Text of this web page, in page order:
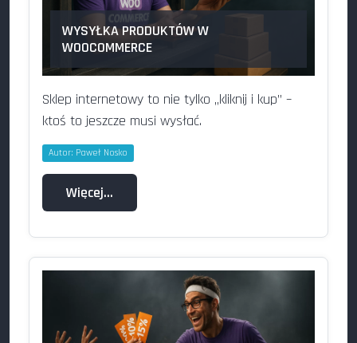
WYSYŁKA PRODUKTÓW W
WOOCOMMERCE
Sklep internetowy to nie tylko „kliknij i kup” –
ktoś to jeszcze musi wysłać.
Autor: Paweł Nosko
Więcej…